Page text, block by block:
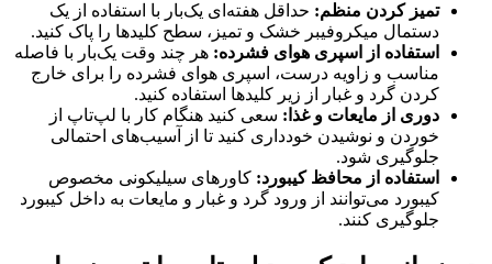
تمیز کردن منظم: حداقل هفته‌ای یک‌بار با استفاده از یک
دستمال میکروفیبر خشک و تمیز، سطح کلیدها را پاک کنید.
استفاده از اسپری هوای فشرده: هر چند وقت یک‌بار با فاصله
مناسب و زاویه درست، اسپری هوای فشرده را برای خارج
کردن گرد و غبار از زیر کلیدها استفاده کنید.
دوری از مایعات و غذا: سعی کنید هنگام کار با لپ‌تاپ از
خوردن و نوشیدن خودداری کنید تا از آسیب‌های احتمالی
جلوگیری شود.
استفاده از محافظ کیبورد: کاورهای سیلیکونی مخصوص
کیبورد می‌توانند از ورود گرد و غبار و مایعات به داخل کیبورد
جلوگیری کنند.